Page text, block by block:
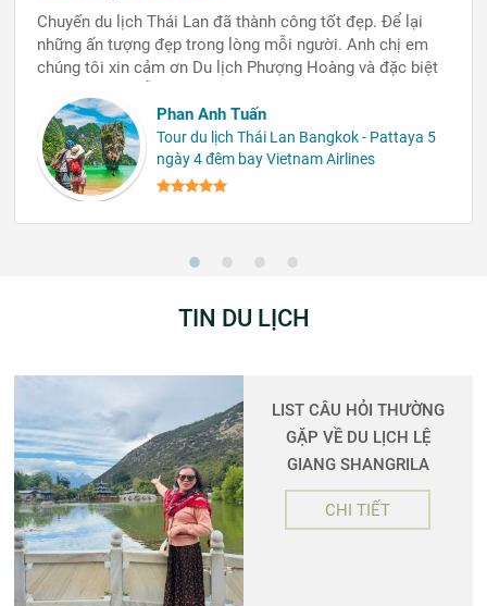
Chuyến du lịch Thái Lan đã thành công tốt đẹp. Để lại
những ấn tượng đẹp trong lòng mỗi người. Anh chị em
chúng tôi xin cảm ơn Du lịch Phượng Hoàng và đặc biệt
hành cùng chúng tôi trong suốt chuyến đi tuyệt vời này.
Phan Anh Tuấn
Tour du lịch Thái Lan Bangkok - Pattaya 5
ngày 4 đêm bay Vietnam Airlines
TIN DU LỊCH
LIST CÂU HỎI THƯỜNG
GẶP VỀ DU LỊCH LỆ
GIANG SHANGRILA
CHI TIẾT